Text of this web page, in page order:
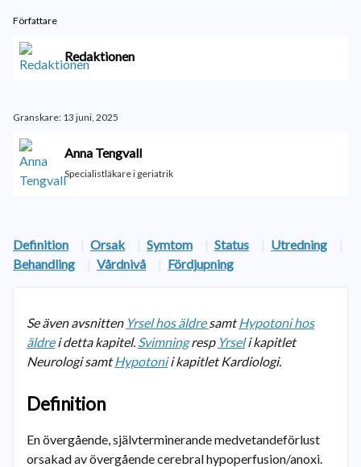
Författare
Redaktionen
Granskare: 13 juni, 2025
Anna Tengvall
Specialistläkare i geriatrik
Definition | Orsak | Symtom | Status | Utredning
|
Behandling
| Vårdnivå | Fördjupning
Se även avsnitten Yrsel hos äldresamtHypotonihos
äldrei detta kapitel. Svimningresp Yrseli kapitlet
Neurologi samtHypotonii kapitlet Kardiologi.
Definition
En övergående, självterminerande medvetandeförlust
orsakad av övergående cerebral hypoperfusion/anoxi.